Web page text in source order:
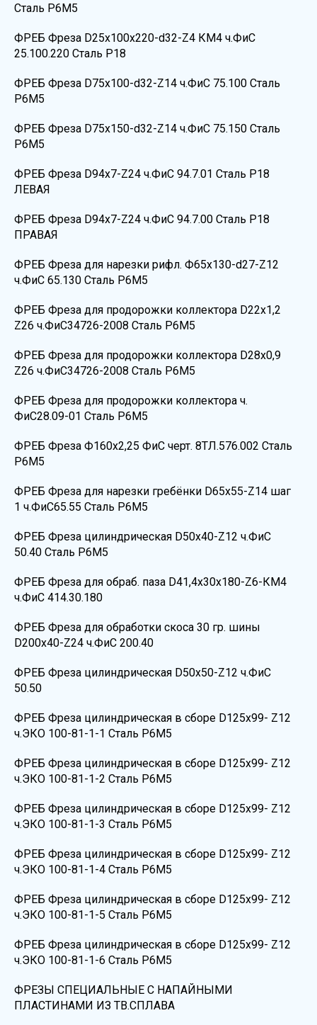
Сталь Р6М5
ФРЕБ Фреза D25х100х220-d32-Z4 КМ4 ч.ФиС
25.100.220 Сталь Р18
ФРЕБ Фреза D75х100-d32-Z14 ч.ФиС 75.100 Сталь
Р6М5
ФРЕБ Фреза D75х150-d32-Z14 ч.ФиС 75.150 Сталь
Р6М5
ФРЕБ Фреза D94х7-Z24 ч.ФиС 94.7.01 Сталь Р18
ЛЕВАЯ
ФРЕБ Фреза D94х7-Z24 ч.ФиС 94.7.00 Сталь Р18
ПРАВАЯ
ФРЕБ Фреза для нарезки рифл. Ф65х130-d27-Z12
ч.ФиС 65.130 Сталь Р6М5
ФРЕБ Фреза для продорожки коллектора D22х1,2
Z26 ч.ФиС34726-2008 Сталь Р6М5
ФРЕБ Фреза для продорожки коллектора D28х0,9
Z26 ч.ФиС34726-2008 Сталь Р6М5
ФРЕБ Фреза для продорожки коллектора ч.
ФиС28.09-01 Сталь Р6М5
ФРЕБ Фреза Ф160х2,25 ФиС черт. 8ТЛ.576.002 Сталь
Р6М5
ФРЕБ Фреза для нарезки гребёнки D65х55-Z14 шаг
1 ч.ФиС65.55 Сталь Р6М5
ФРЕБ Фреза цилиндрическая D50х40-Z12 ч.ФиС
50.40 Сталь Р6М5
ФРЕБ Фреза для обраб. паза D41,4х30х180-Z6-КМ4
ч.ФиС 414.30.180
ФРЕБ Фреза для обработки скоса 30 гр. шины
D200х40-Z24 ч.ФиС 200.40
ФРЕБ Фреза цилиндрическая D50х50-Z12 ч.ФиС
50.50
ФРЕБ Фреза цилиндрическая в сборе D125х99- Z12
ч.ЭКО 100-81-1-1 Сталь Р6М5
ФРЕБ Фреза цилиндрическая в сборе D125х99- Z12
ч.ЭКО 100-81-1-2 Сталь Р6М5
ФРЕБ Фреза цилиндрическая в сборе D125х99- Z12
ч.ЭКО 100-81-1-3 Сталь Р6М5
ФРЕБ Фреза цилиндрическая в сборе D125х99- Z12
ч.ЭКО 100-81-1-4 Сталь Р6М5
ФРЕБ Фреза цилиндрическая в сборе D125х99- Z12
ч.ЭКО 100-81-1-5 Сталь Р6М5
ФРЕБ Фреза цилиндрическая в сборе D125х99- Z12
ч.ЭКО 100-81-1-6 Сталь Р6М5
ФРЕЗЫ СПЕЦИАЛЬНЫЕ С НАПАЙНЫМИ
ПЛАСТИНАМИ ИЗ ТВ.СПЛАВА